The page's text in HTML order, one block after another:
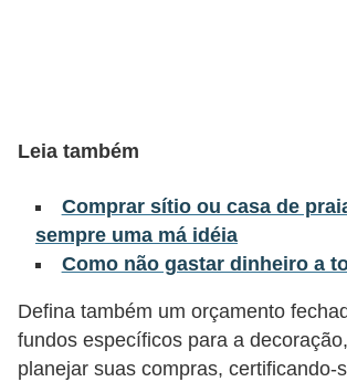
Leia também
Comprar sítio ou casa de
sempre uma má idéia
Como não gastar dinheiro a
Defina também um orçamento
fundos específicos para a
planejar suas compras, certificando-
õ
s
f
i